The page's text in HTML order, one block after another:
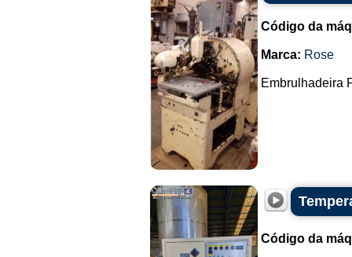
Código da
Marca: Rose
Embrulhadeira
Código da